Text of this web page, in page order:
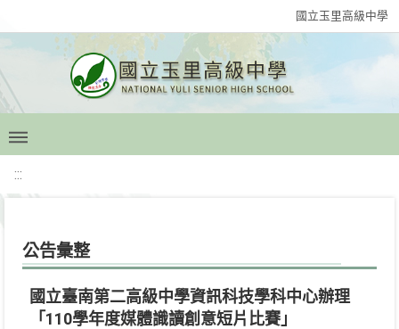
國立玉里高級中學
:::
公告彙整
國立臺南第二高級中學資訊科技學科中心辦理
「110學年度媒體識讀創意短片比賽」